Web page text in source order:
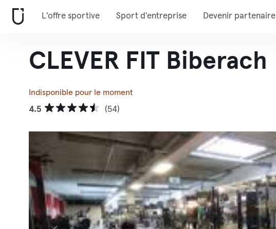
L'offre sportive Sport d'entreprise Devenir partenaire
CLEVER FIT Biberach
Indisponible pour le moment
4.5 (54)